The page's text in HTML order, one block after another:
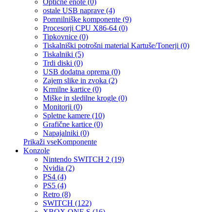
Optične enote (0)
ostale USB naprave (4)
Pomnilniške komponente (9)
Procesorji CPU X86-64 (0)
Tipkovnice (0)
Tiskalniški potrošni material Kartuše/Tonerji (0)
Tiskalniki (5)
Trdi diski (0)
USB dodatna oprema (0)
Zajem slike in zvoka (2)
Krmilne kartice (0)
Miške in sledilne krogle (0)
Monitorji (0)
Spletne kamere (10)
Grafične kartice (0)
Napajalniki (0)
Prikaži vseKomponente
Konzole
Nintendo SWITCH 2 (19)
Nvidia (2)
PS4 (4)
PS5 (4)
Retro (8)
SWITCH (122)